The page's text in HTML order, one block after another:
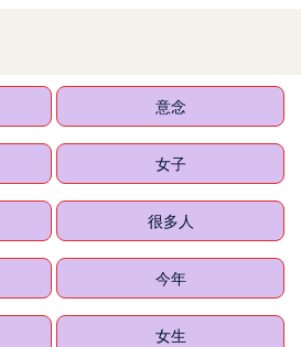
意念
女子
很多人
今年
女生